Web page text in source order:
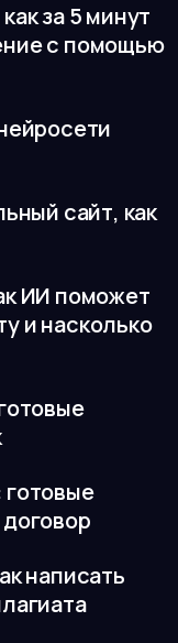
за 5 минут
с помощью
сайт, как
ИИ поможет
и насколько
написать